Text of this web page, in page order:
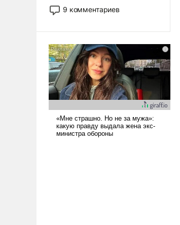
двигаемся по пути
революционных изменений.
псевдонаучной фантастики,
стало всерьез обсуждаемой
идеей.
9 комментариев